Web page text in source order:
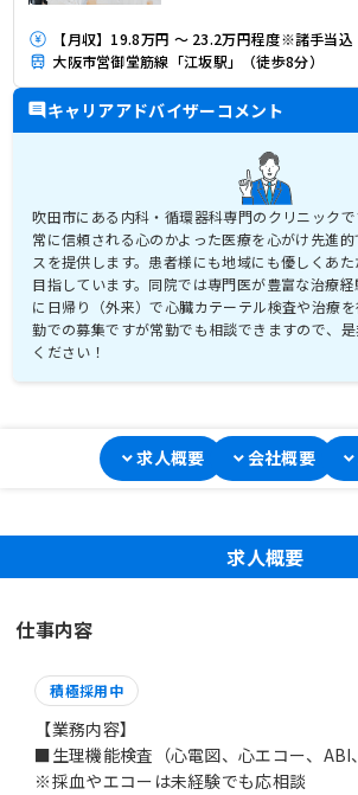
【月収】19.8万円 ～ 23.2万円程度※諸手当込
大阪市営御堂筋線「江坂駅」（徒歩8分）
キャリアアドバイザーコメント
吹田市にある内科・循環器科専門のクリニックで
常に信頼される心のかよった医療を心がけ先進
スを提供します。患者様にも地域にも優しくあ
目指しています。同院では専門医が豊富な治療
に日帰り（外来）で心臓カテーテル検査や治療
勤での募集ですが常勤でも相談できますので、
ください！
求人概要 会社概要
求人概要
仕事内容
積極採用中
【業務内容】
■生理機能検査（心電図、心エコー、ABI
※採血やエコーは未経験でも応相談